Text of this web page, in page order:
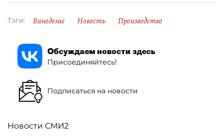
Тэги: Виноделие Новость Производство
Обсуждаем новости здесь
Присоединяйтесь!
Подписаться на новости
Новости СМИ2